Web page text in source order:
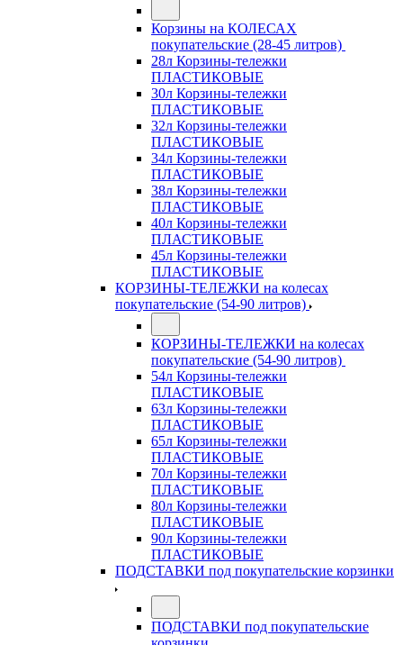
Корзины на КОЛЕСАХ
покупательские (28-45 литров)
28л Корзины-тележки
ПЛАСТИКОВЫЕ
30л Корзины-тележки
ПЛАСТИКОВЫЕ
32л Корзины-тележки
ПЛАСТИКОВЫЕ
34л Корзины-тележки
ПЛАСТИКОВЫЕ
38л Корзины-тележки
ПЛАСТИКОВЫЕ
40л Корзины-тележки
ПЛАСТИКОВЫЕ
45л Корзины-тележки
ПЛАСТИКОВЫЕ
КОРЗИНЫ-ТЕЛЕЖКИ на колесах
покупательские (54-90 литров)
КОРЗИНЫ-ТЕЛЕЖКИ на колесах
покупательские (54-90 литров)
54л Корзины-тележки
ПЛАСТИКОВЫЕ
63л Корзины-тележки
ПЛАСТИКОВЫЕ
65л Корзины-тележки
ПЛАСТИКОВЫЕ
70л Корзины-тележки
ПЛАСТИКОВЫЕ
80л Корзины-тележки
ПЛАСТИКОВЫЕ
90л Корзины-тележки
ПЛАСТИКОВЫЕ
ПОДСТАВКИ под покупательские корзинки
ПОДСТАВКИ под покупательские